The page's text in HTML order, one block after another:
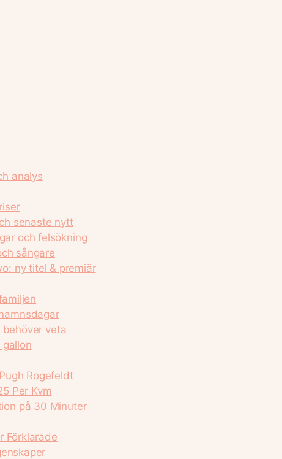
analys
senaste nytt
och felsökning
sångare
ny titel & premiär
veta
gallon
Rogefeldt
Per Kvm
på 30 Minuter
Förklarade